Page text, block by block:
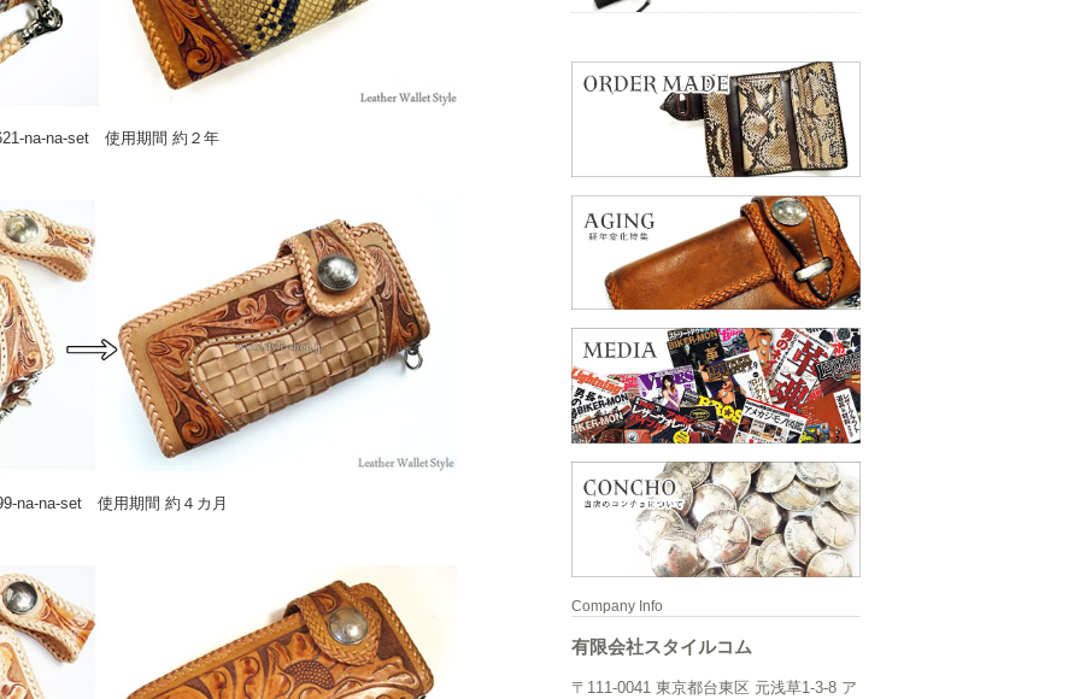
na-na-set 使用期間 約２年
na-na-set 使用期間 約４カ月
Company Info
有限会社スタイルコム
〒111-0041 東京都台東区 元浅草1-3-8 ア